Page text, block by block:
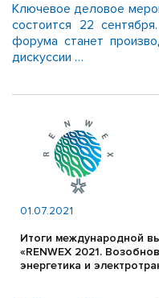
Ключевое деловое
состоится 22
форума станет
дискуссии …
01.07.2021
Итоги международной
«RENWEX 2021.
энергетика и